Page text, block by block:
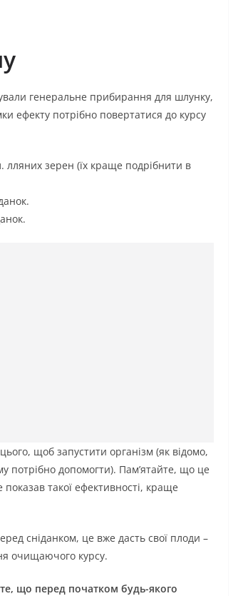
генеральне прибирання для шлунку,
ефекту потрібно повертатися до курсу
зерен (їх краще подрібнити в
щоб запустити організм (як відомо,
потрібно допомогти). Пам’ятайте, що це
такої ефективності, краще
сніданком, це вже дасть свої плоди –
очищаючого курсу.
що перед початком будь-якого